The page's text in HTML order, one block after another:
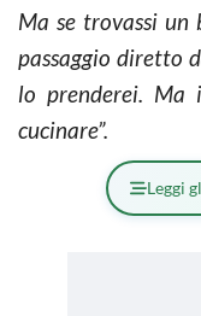
Ma se trovassi un
passaggio diretto
lo prenderei. Ma
cucinare”.
Leggi